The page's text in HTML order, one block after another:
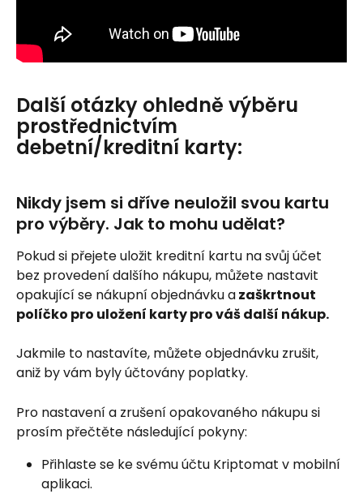
Další otázky ohledně výběru
prostřednictvím
debetní/kreditní karty:
Nikdy jsem si dříve neuložil svou kartu
pro výběry. Jak to mohu udělat?
Pokud si přejete uložit kreditní kartu na svůj účet
bez provedení dalšího nákupu, můžete nastavit
opakující se nákupní objednávku a zaškrtnout
políčko pro uložení karty pro váš další nákup.
Jakmile to nastavíte, můžete objednávku zrušit,
aniž by vám byly účtovány poplatky.
Pro nastavení a zrušení opakovaného nákupu si
prosím přečtěte následující pokyny:
Přihlaste se ke svému účtu Kriptomat v mobilní
aplikaci.